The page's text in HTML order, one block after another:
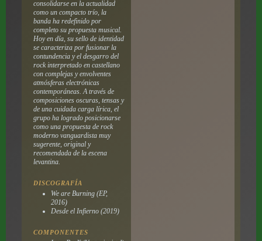
consolidarse en la actualidad
como un compacto trío, la
banda ha redefinido por
completo su propuesta musical.
Hoy en día, su sello de identidad
se caracteriza por fusionar la
contundencia y el desgarro del
rock interpretado en castellano
con complejas y envolventes
atmósferas electrónicas
contemporáneas. A través de
composiciones oscuras, tensas y
de una cuidada carga lírica, el
grupo ha logrado posicionarse
como una propuesta de rock
moderno vanguardista muy
sugerente, original y
recomendada de la escena
levantina.
DISCOGRAFÍA
We are Burning (EP,
2016)
Desde el Infierno (2019)
COMPONENTES